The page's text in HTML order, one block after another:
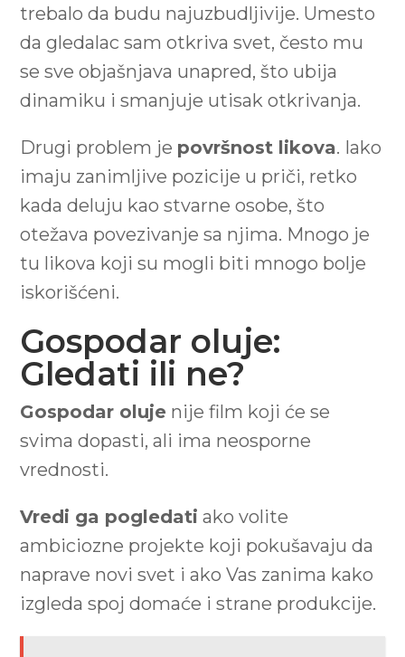
trebalo da budu najuzbudljivije. Umesto
da gledalac sam otkriva svet, često mu
se sve objašnjava unapred, što ubija
dinamiku i smanjuje utisak otkrivanja.
Drugi problem je površnost likova. Iako
imaju zanimljive pozicije u priči, retko
kada deluju kao stvarne osobe, što
otežava povezivanje sa njima. Mnogo je
tu likova koji su mogli biti mnogo bolje
iskorišćeni.
Gospodar oluje:
Gledati ili ne?
Gospodar oluje nije film koji će se
svima dopasti, ali ima neosporne
vrednosti.
Vredi ga pogledati ako volite
ambiciozne projekte koji pokušavaju da
naprave novi svet i ako Vas zanima kako
izgleda spoj domaće i strane produkcije.